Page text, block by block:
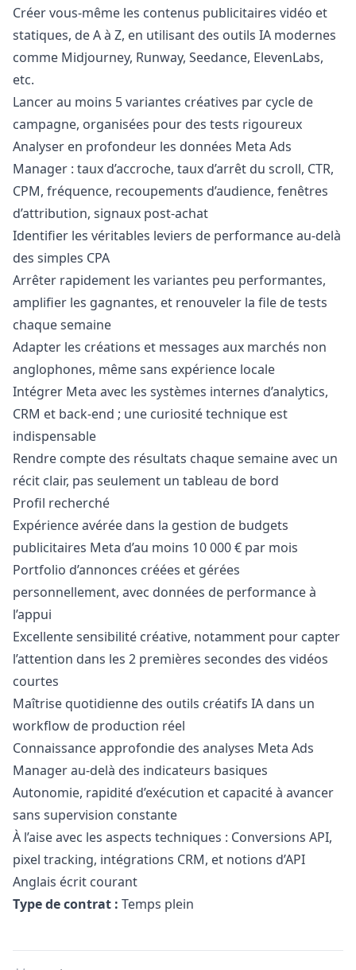
Créer vous-même les contenus publicitaires vidéo et
statiques, de A à Z, en utilisant des outils IA modernes
comme Midjourney, Runway, Seedance, ElevenLabs,
etc.
Lancer au moins 5 variantes créatives par cycle de
campagne, organisées pour des tests rigoureux
Analyser en profondeur les données Meta Ads
Manager : taux d’accroche, taux d’arrêt du scroll, CTR,
CPM, fréquence, recoupements d’audience, fenêtres
d’attribution, signaux post-achat
Identifier les véritables leviers de performance au-delà
des simples CPA
Arrêter rapidement les variantes peu performantes,
amplifier les gagnantes, et renouveler la file de tests
chaque semaine
Adapter les créations et messages aux marchés non
anglophones, même sans expérience locale
Intégrer Meta avec les systèmes internes d’analytics,
CRM et back-end ; une curiosité technique est
indispensable
Rendre compte des résultats chaque semaine avec un
récit clair, pas seulement un tableau de bord
Profil recherché
Expérience avérée dans la gestion de budgets
publicitaires Meta d’au moins 10 000 € par mois
Portfolio d’annonces créées et gérées
personnellement, avec données de performance à
l’appui
Excellente sensibilité créative, notamment pour capter
l’attention dans les 2 premières secondes des vidéos
courtes
Maîtrise quotidienne des outils créatifs IA dans un
workflow de production réel
Connaissance approfondie des analyses Meta Ads
Managerau-delà des indicateurs basiques
Autonomie, rapidité d’exécution et capacité à avancer
sans supervision constante
À l’aise avec les aspects techniques : Conversions API,
pixel tracking, intégrations CRM, et notions d’API
Anglais écrit courant
Type de contrat : Temps plein